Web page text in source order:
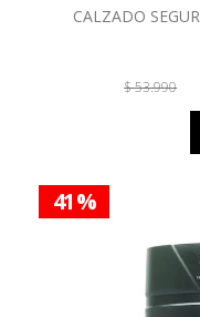
CALZADO
$ 53.990
41 %